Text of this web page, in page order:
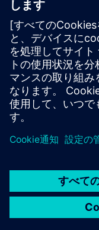
SIPROTEC 5コンフィ
SiePortal-オ
サイトポータルの
技術文書、ファーム
の例、よくある質問